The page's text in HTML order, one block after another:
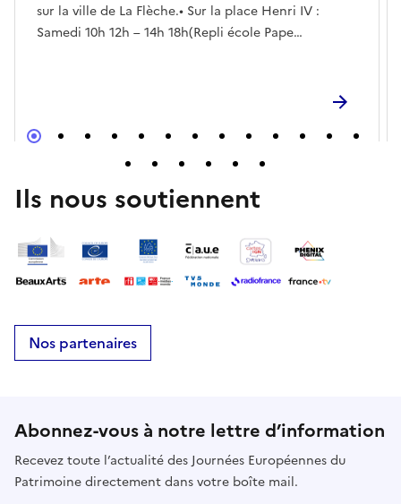
sur la ville de La Flèche.• Sur la place Henri IV :
Samedi 10h 12h – 14h 18h(Repli école Pape
Ouverture classique tout public le vendredi de 19h à
Gratuit et ouvert à tous. Venez nombreux !
Ils nous soutiennent
Nos partenaires
Abonnez-vous à notre lettre d’information
Recevez toute l’actualité des Journées Européennes du
Patrimoine directement dans votre boîte mail.